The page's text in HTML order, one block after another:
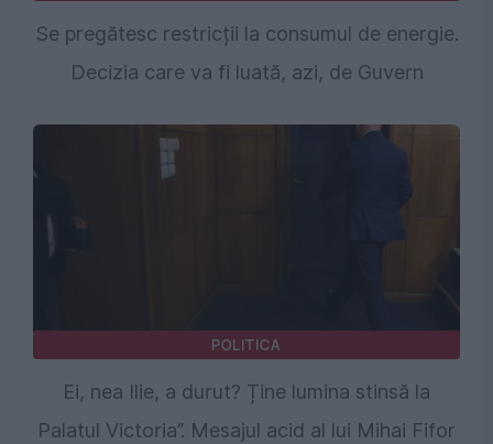
Se pregătesc restricții la consumul de energie.
Decizia care va fi luată, azi, de Guvern
POLITICA
Ei, nea Ilie, a durut? Ține lumina stinsă la
Palatul Victoria”. Mesajul acid al lui Mihai Fifor